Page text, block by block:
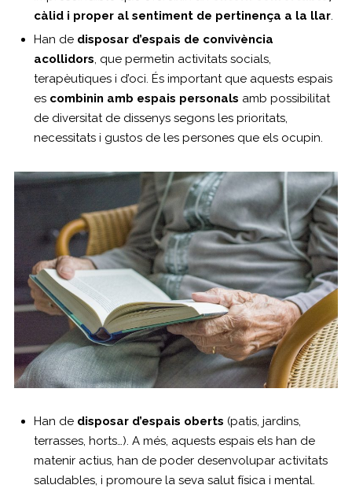
càlid i proper al sentiment de pertinença a la llar.
Han de disposar d’espais de convivència
acollidors, que permetin activitats socials,
terapèutiques i d’oci. És important que aquests espais
es combinin amb espais personals amb possibilitat
de diversitat de dissenys segons les prioritats,
necessitats i gustos de les persones que els ocupin.
Han de disposar d’espais oberts (patis, jardins,
terrasses, horts…). A més, aquests espais els han de
matenir actius, han de poder desenvolupar activitats
saludables, i promoure la seva salut física i mental.